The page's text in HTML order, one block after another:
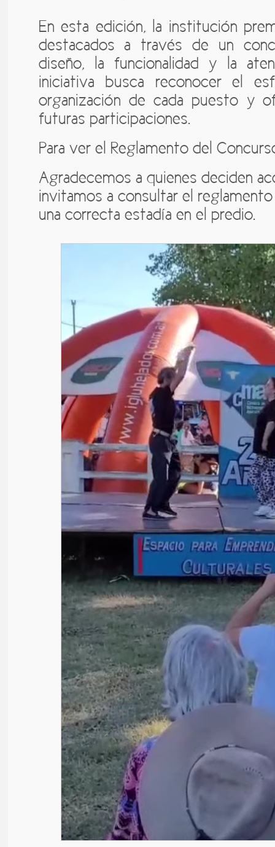
En esta edición, la institución
destacados a través de un
diseño, la funcionalidad y la
iniciativa busca reconocer el
organización de cada puesto y
futuras participaciones.
Para ver el Reglamento del
Agradecemos a quienes deciden
invitamos a consultar el
una correcta estadía en el predio.